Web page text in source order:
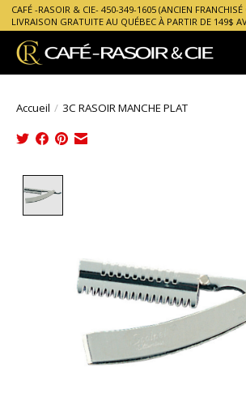
CAFÉ -RASOIR & CIE- 450-349-1605 (ANCIEN FRANCHISÉ
LIVRAISON GRATUITE AU QUÉBEC À PARTIR DE 149$
Accueil / 3C RASOIR MANCHE PLAT